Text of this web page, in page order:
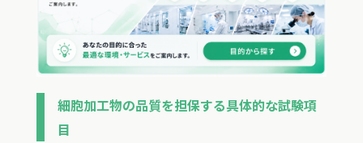
細胞加工物の品質を担保する具体的な試験項
目